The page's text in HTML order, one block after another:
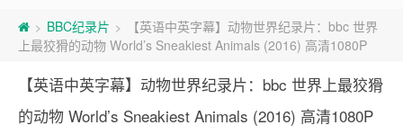
> BBC纪录片 >
【英语中英字幕】动物世界纪录片：bbc 世界
上最狡猾的动物 World’s Sneakiest Animals (2016) 高清1080P
【英语中英字幕】动物世界纪录片：bbc 世界上最狡猾
的动物 World’s Sneakiest Animals (2016) 高清1080P